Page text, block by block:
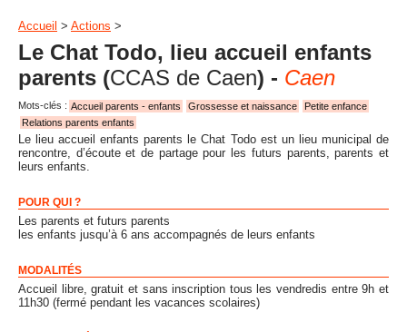
AGENDA
LETTRES D’INFO
MENTIONS LÉGALES
CONTACT
FORMATIONS
Accueil > Actions >
Le Chat Todo, lieu accueil enfants
parents (CCAS de Caen) - Caen
Mots-clés : Accueil parents - enfants Grossesse et naissance
Petite enfance
Relations parents enfants
Le lieu accueil enfants parents le Chat Todo est un lieu municipal de
rencontre, d’écoute et de partage pour les futurs parents, parents et
leurs enfants.
POUR QUI ?
Les parents et futurs parents
les enfants jusqu’à 6 ans accompagnés de leurs enfants
MODALITÉS
Accueil libre, gratuit et sans inscription tous les vendredis entre 9h et
11h30 (fermé pendant les vacances scolaires)